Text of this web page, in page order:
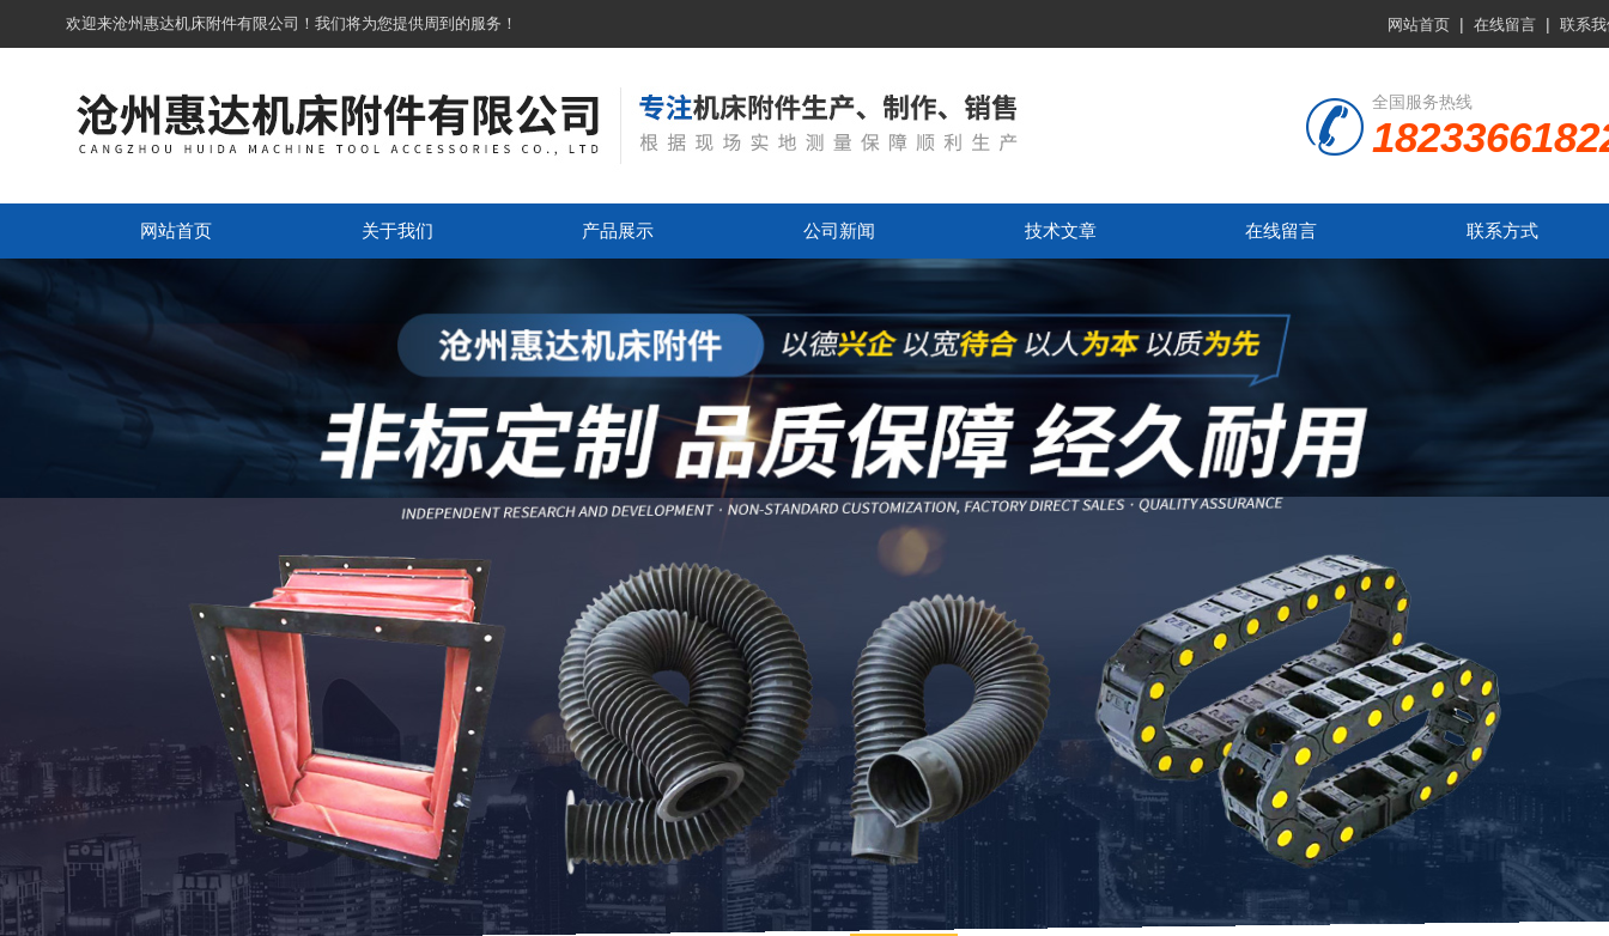
欢迎来沧州惠达机床附件有限公司！我们将为您提供周到的服务！ 网站首页 | 在线留言 | 联系
全国服务热线
网站首页 关于我们 产品展示 公司新闻 技术文章 在线留言 联系方式